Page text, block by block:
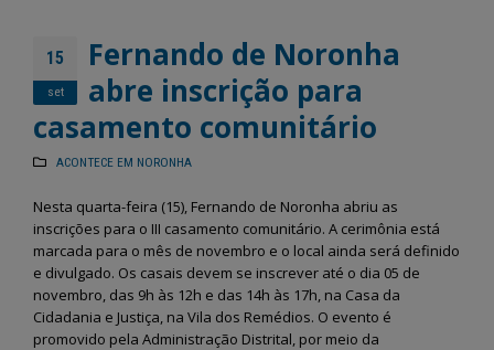
15
set
Fernando de Noronha
abre inscrição para
casamento comunitário
ACONTECE EM NORONHA
Nesta quarta-feira (15), Fernando de Noronha abriu as
inscrições para o III casamento comunitário. A cerimônia está
marcada para o mês de novembro e o local ainda será definido
e divulgado. Os casais devem se inscrever até o dia 05 de
novembro, das 9h às 12h e das 14h às 17h, na Casa da
Cidadania e Justiça, na Vila dos Remédios. O evento é
promovido pela Administração Distrital, por meio da